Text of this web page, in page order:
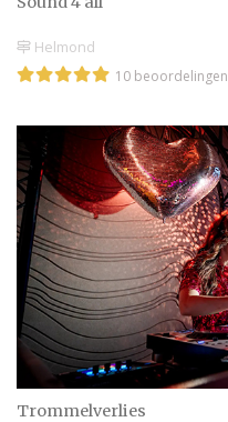
Helmond
10 beoordelingen
Trommelverlies